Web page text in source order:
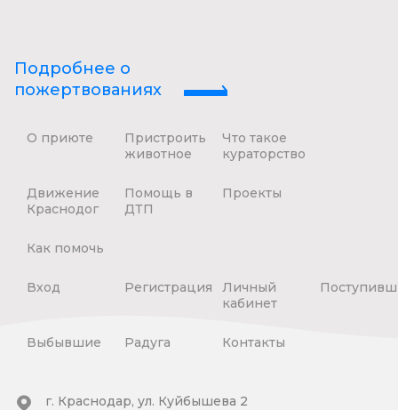
Подробнее о
пожертвованиях
О приюте
Пристроить
животное
Что такое
кураторство
Движение
Краснодог
Помощь в
ДТП
Проекты
Как помочь
Вход Регистрация
Личный
кабинет
Выбывшие Радуга Контакты
г. Краснодар, ул. Куйбышева 2